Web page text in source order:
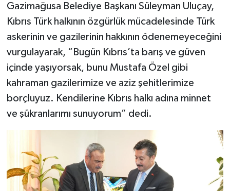
Gazimağusa Belediye Başkanı Süleyman Uluçay,
Kıbrıs Türk halkının özgürlük mücadelesinde Türk
askerinin ve gazilerinin hakkının ödenemeyeceğini
vurgulayarak, “Bugün Kıbrıs’ta barış ve güven
içinde yaşıyorsak, bunu Mustafa Özel gibi
kahraman gazilerimize ve aziz şehitlerimize
borçluyuz. Kendilerine Kıbrıs halkı adına minnet
ve şükranlarımı sunuyorum” dedi.